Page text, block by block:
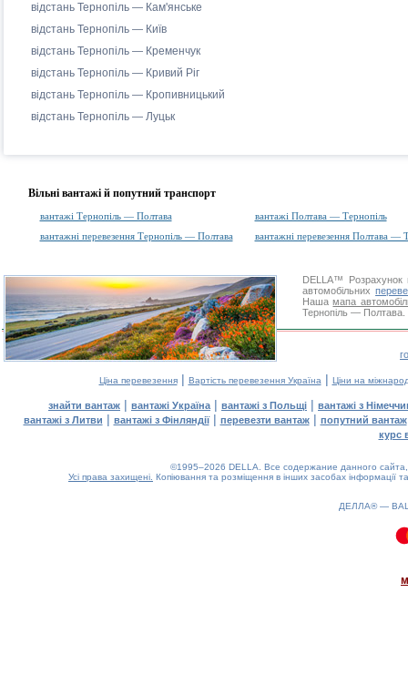
відстань Тернопіль — Кам'янське
відстань Тернопіль — Київ
відстань Тернопіль — Кременчук
відстань Тернопіль — Кривий Ріг
відстань Тернопіль — Кропивницький
відстань Тернопіль — Луцьк
Вільні вантажі й попутний транспорт
вантажі Тернопіль — Полтава
вантажі Полтава — Тернопіль
вантажні перевезення Тернопіль — Полтава
вантажні перевезення Полтава —
DELLA™
Розрахунок
автомобільних
Нашамапа
Тернопіль — Полтава.
Ціна перевезення| Вартість перевезення Україна | Ціни на
знайти вантаж | вантажі Україна | вантажі з Польщі | вантажі з
вантажі з Литви | вантажі з Фінляндії| перевезти вантаж| попутний вантаж
курс
©1995–2026 DELLA. Все содержание данного
Усі права захищені. Копіювання та розміщення в інших засобах інформації
ДЕЛЛА® —